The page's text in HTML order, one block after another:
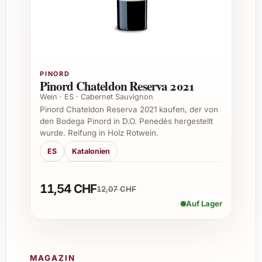
Welche Speisen passen am besten zu
mediterranen Gerichten. Auch zu Tapas oder
als Begleiter bei einem festlichen Essen
eignet er sich hervorragend.
Wie sollte Cuentaviñas El Tiznado 2022
serviert werden?
Grad Celsius servieren, um die Aromen
PINORD
Pinord Chateldon Reserva 2021
Wein · ES · Cabernet Sauvignon
Pinord Chateldon Reserva 2021 kaufen, der von
den Bodega Pinord in D.O. Penedès hergestellt
wurde. Reifung in Holz Rotwein.
ES Katalonien
11,54 CHF12,07 CHF
Auf Lager
MAGAZIN